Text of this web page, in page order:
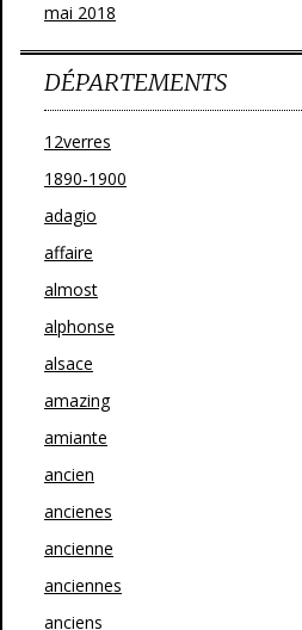
mai 2018
DÉPARTEMENTS
12verres
1890-1900
adagio
affaire
almost
alphonse
alsace
amazing
amiante
ancien
ancienes
ancienne
anciennes
anciens